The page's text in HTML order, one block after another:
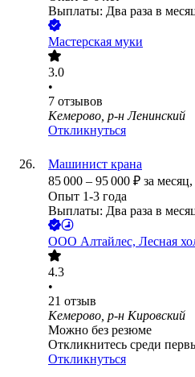
Выплаты: Два раза в
Мастерская муки
3.0
•
7 отзывов
Кемерово, р-н Ленинский
Откликнуться
Машинист крана
85 000 – 95 000 ₽ за месяц,
Опыт 1-3 года
Выплаты: Два раза в
ООО Алтайлес, Лесная
4.3
•
21 отзыв
Кемерово, р-н Кировский
Можно без резюме
Откликнитесь среди
Откликнуться